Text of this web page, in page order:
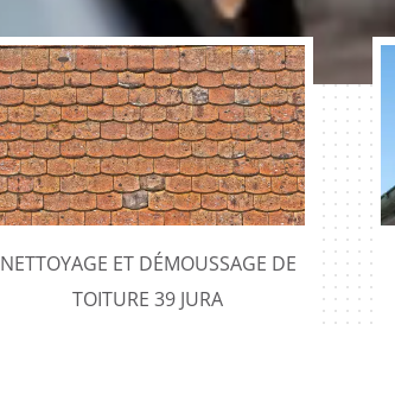
NETTOYAGE ET DÉMOUSSAGE DE
TOITURE 39 JURA